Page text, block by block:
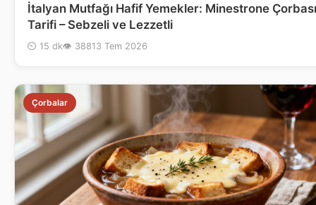
İtalyan Mutfağı Hafif Yemekler: Minestrone Çorbası
Tarifi – Sebzeli ve Lezzetli
⏲ 15 dk👁 38813 Tem 2026
Çorbalar